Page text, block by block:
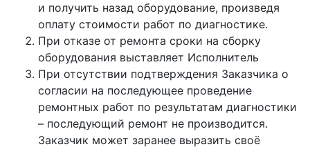
и получить назад оборудование, произведя
оплату стоимости работ по диагностике.
При отказе от ремонта сроки на сборку
оборудования выставляет Исполнитель
При отсутствии подтверждения Заказчика о
согласии на последующее проведение
ремонтных работ по результатам диагностики
– последующий ремонт не производится.
Заказчик может заранее выразить своё